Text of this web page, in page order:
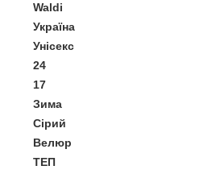
Waldi
Україна
Унісекс
24
17
Зима
Сірий
Велюр
ТЕП